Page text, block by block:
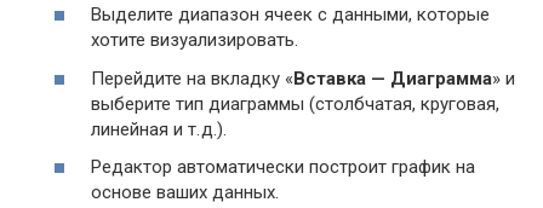
Выделите диапазон ячеек с данными, которые
хотите визуализировать.
Перейдите на вкладку «Вставка — Диаграмма» и
выберите тип диаграммы (столбчатая, круговая,
линейная и т. д.).
Редактор автоматически построит график на
основе ваших данных.